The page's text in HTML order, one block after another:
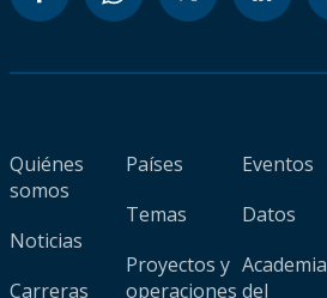
Quiénes
somos
Noticias
Carreras
Países
Temas
Proyectos y
operaciones
Eventos
Datos
Academia
del